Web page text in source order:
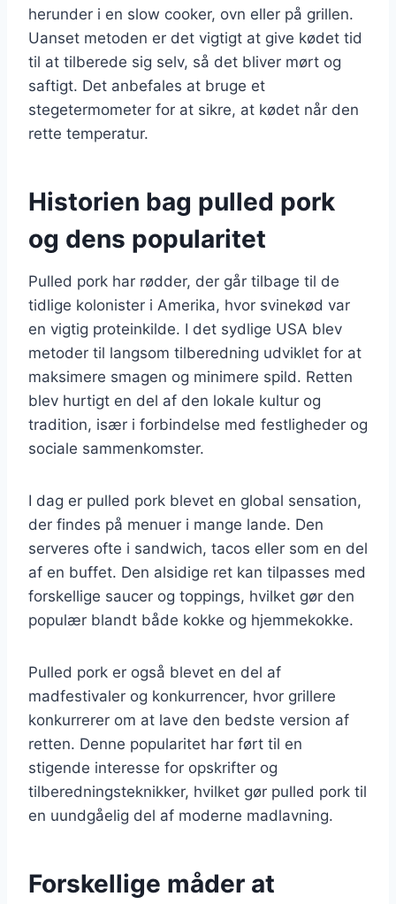
herunder i en slow cooker, ovn eller på grillen.
Uanset metoden er det vigtigt at give kødet tid
til at tilberede sig selv, så det bliver mørt og
saftigt. Det anbefales at bruge et
stegetermometer for at sikre, at kødet når den
rette temperatur.
Historien bag pulled pork
og dens popularitet
Pulled pork har rødder, der går tilbage til de
tidlige kolonister i Amerika, hvor svinekød var
en vigtig proteinkilde. I det sydlige USA blev
metoder til langsom tilberedning udviklet for at
maksimere smagen og minimere spild. Retten
blev hurtigt en del af den lokale kultur og
tradition, især i forbindelse med festligheder og
sociale sammenkomster.
I dag er pulled pork blevet en global sensation,
der findes på menuer i mange lande. Den
serveres ofte i sandwich, tacos eller som en del
af en buffet. Den alsidige ret kan tilpasses med
forskellige saucer og toppings, hvilket gør den
populær blandt både kokke og hjemmekokke.
Pulled pork er også blevet en del af
madfestivaler og konkurrencer, hvor grillere
konkurrerer om at lave den bedste version af
retten. Denne popularitet har ført til en
stigende interesse for opskrifter og
tilberedningsteknikker, hvilket gør pulled pork til
en uundgåelig del af moderne madlavning.
Forskellige måder at